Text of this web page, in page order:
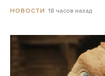
НОВОСТИ 18 часов назад